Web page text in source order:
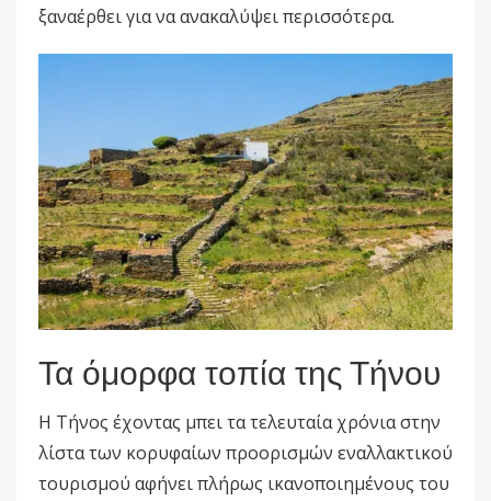
ξαναέρθει για να ανακαλύψει περισσότερα.
Τα όμορφα τοπία της Τήνου
Η Τήνος έχοντας μπει τα τελευταία χρόνια στην
λίστα των κορυφαίων προορισμών εναλλακτικού
τουρισμού αφήνει πλήρως ικανοποιημένους του